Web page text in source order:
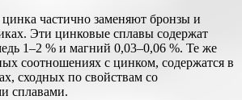
частично заменяют бронзы и
Эти цинковые сплавы содержат
1–2 % и магний 0,03–0,06 %. Те же
соотношениях с цинком, содержатся в
сходных по свойствам со
сплавами.